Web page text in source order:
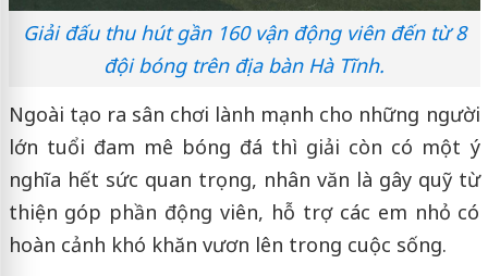
Giải đấu thu hút gần 160 vận động viên đến từ 8
đội bóng trên địa bàn Hà Tĩnh.
Ngoài tạo ra sân chơi lành mạnh cho những người
lớn tuổi đam mê bóng đá thì giải còn có một ý
nghĩa hết sức quan trọng, nhân văn là gây quỹ từ
thiện góp phần động viên, hỗ trợ các em nhỏ có
hoàn cảnh khó khăn vươn lên trong cuộc sống.